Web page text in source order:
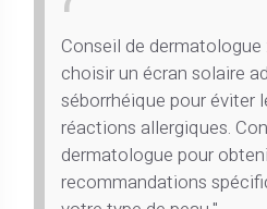
Conseil de
choisir un écran solaire
séborrhéique pour éviter
réactions allergiques.
dermatologue pour
recommandations